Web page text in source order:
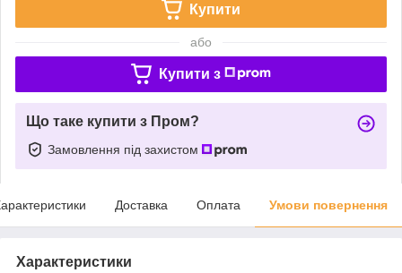
Купити
або
Купити з
Що таке купити з Пром?
Замовлення під захистом
Доставка Оплата Умови повернення
Характеристики